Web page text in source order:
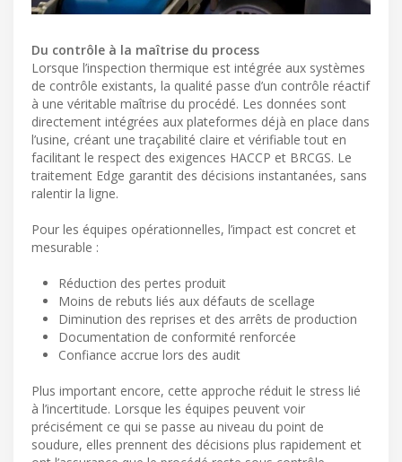
Du contrôle à la maîtrise du process
Lorsque l’inspection thermique est intégrée aux systèmes
de contrôle existants, la qualité passe d’un contrôle réactif
à une véritable maîtrise du procédé. Les données sont
directement intégrées aux plateformes déjà en place dans
l’usine, créant une traçabilité claire et vérifiable tout en
facilitant le respect des exigences HACCP et BRCGS. Le
traitement Edge garantit des décisions instantanées, sans
ralentir la ligne.
Pour les équipes opérationnelles, l’impact est concret et
mesurable :
Réduction des pertes produit
Moins de rebuts liés aux défauts de scellage
Diminution des reprises et des arrêts de production
Documentation de conformité renforcée
Confiance accrue lors des audit
Plus important encore, cette approche réduit le stress lié
à l’incertitude. Lorsque les équipes peuvent voir
précisément ce qui se passe au niveau du point de
soudure, elles prennent des décisions plus rapidement et